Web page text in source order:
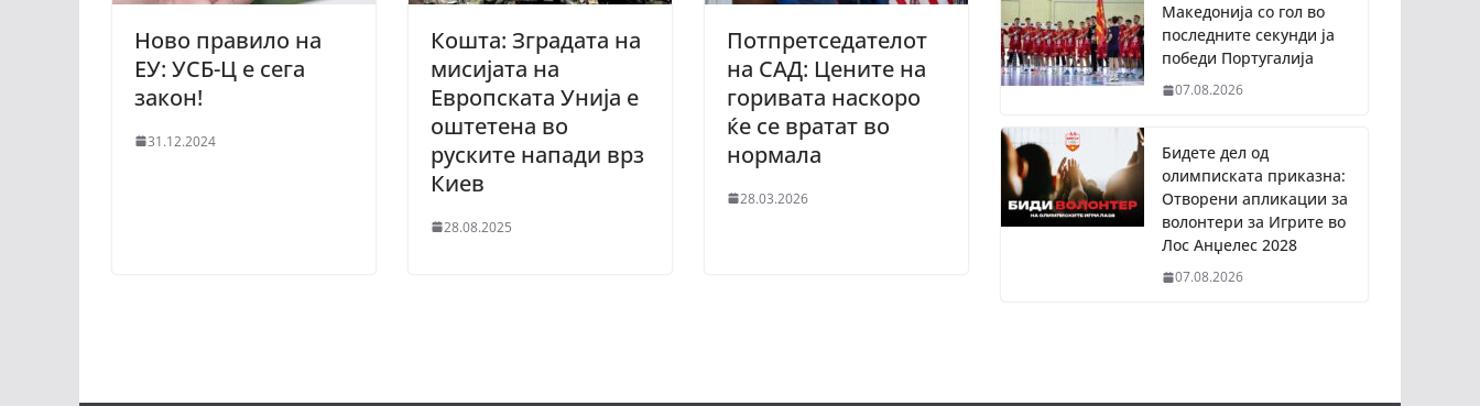
Ново правило на
ЕУ: УСБ-Ц е сега
закон!
31.12.2024
Кошта: Зградата на
мисијата на
Европската Унија е
оштетена во
руските напади врз
Киев
28.08.2025
Потпретседателот
на САД: Цените на
горивата наскоро
ќе се вратат во
нормала
28.03.2026
Македонија со гол во
последните секунди ја
победи Португалија
07.08.2026
Бидете дел од
олимписката приказна:
Отворени апликации за
волонтери за Игрите во
Лос Анџелес 2028
07.08.2026